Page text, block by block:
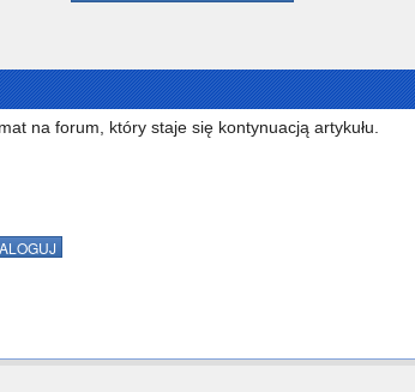
na forum, który staje się kontynuacją artykułu.